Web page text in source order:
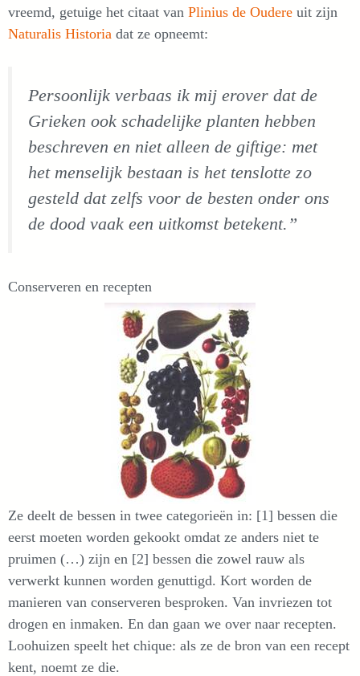
vreemd, getuige het citaat van Plinius de Oudere uit zijn
Naturalis Historia dat ze opneemt:
Persoonlijk verbaas ik mij erover dat de
Grieken ook schadelijke planten hebben
beschreven en niet alleen de giftige: met
het menselijk bestaan is het tenslotte zo
gesteld dat zelfs voor de besten onder ons
de dood vaak een uitkomst betekent.”
Conserveren en recepten
Ze deelt de bessen in twee categorieën in: [1] bessen die
eerst moeten worden gekookt omdat ze anders niet te
pruimen (…) zijn en [2] bessen die zowel rauw als
verwerkt kunnen worden genuttigd. Kort worden de
manieren van conserveren besproken. Van invriezen tot
drogen en inmaken. En dan gaan we over naar recepten.
Loohuizen speelt het chique: als ze de bron van een recept
kent, noemt ze die.